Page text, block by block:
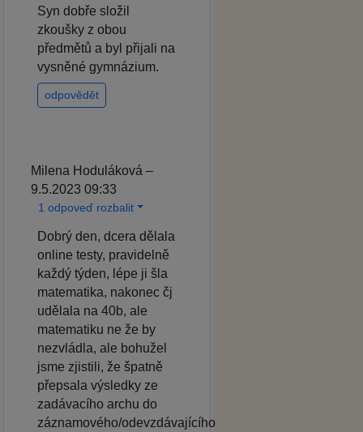
Syn dobře složil
zkoušky z obou
předmětů a byl přijali na
vysněné gymnázium.
odpovědět
Milena Hoduláková –
9.5.2023 09:33
1 odpoveď rozbalit
Dobrý den, dcera dělala
online testy, pravidelně
každý týden, lépe ji šla
matematika, nakonec čj
udělala na 40b, ale
matematiku ne že by
nezvládla, ale bohužel
jsme zjistili, že špatně
přepsala výsledky ze
zadávacího archu do
záznamového/odevzdávajícího